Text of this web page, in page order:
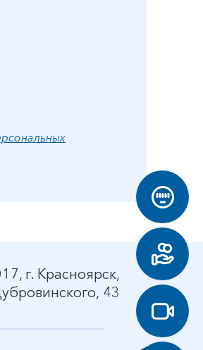
г. Красноярск,
43